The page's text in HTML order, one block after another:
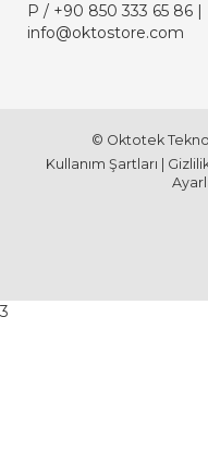
P / +90 850 333 65 86 |
info@oktostore.com
© Oktotek
Kullanım Şartları
3